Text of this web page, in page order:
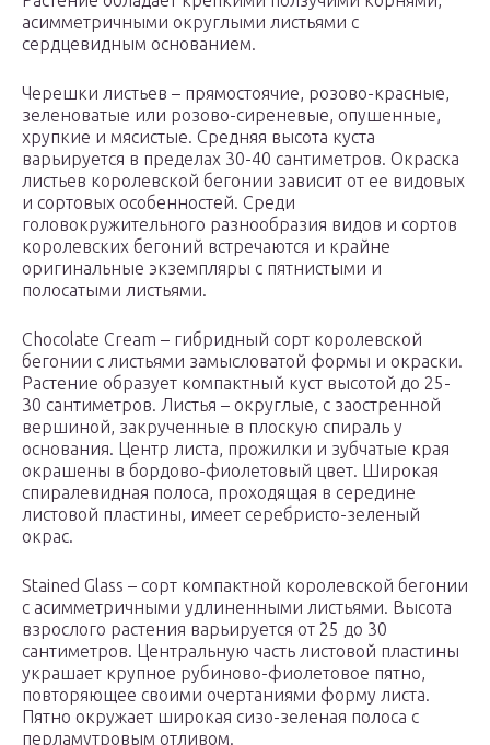
асимметричными округлыми листьями с
сердцевидным основанием.
Черешки листьев – прямостоячие, розово-красные,
зеленоватые или розово-сиреневые, опушенные,
хрупкие и мясистые. Средняя высота куста
варьируется в пределах 30-40 сантиметров. Окраска
листьев королевской бегонии зависит от ее видовых
и сортовых особенностей. Среди
головокружительного разнообразия видов и сортов
королевских бегоний встречаются и крайне
оригинальные экземпляры с пятнистыми и
полосатыми листьями.
Chocolate Cream – гибридный сорт королевской
бегонии с листьями замысловатой формы и окраски.
Растение образует компактный куст высотой до 25-
30 сантиметров. Листья – округлые, с заостренной
вершиной, закрученные в плоскую спираль у
основания. Центр листа, прожилки и зубчатые края
окрашены в бордово-фиолетовый цвет. Широкая
спиралевидная полоса, проходящая в середине
листовой пластины, имеет серебристо-зеленый
окрас.
Stained Glass – сорт компактной королевской бегонии
с асимметричными удлиненными листьями. Высота
взрослого растения варьируется от 25 до 30
сантиметров. Центральную часть листовой пластины
украшает крупное рубиново-фиолетовое пятно,
повторяющее своими очертаниями форму листа.
Пятно окружает широкая сизо-зеленая полоса с
перламутровым отливом.